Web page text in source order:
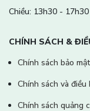
Chiều: 13h30 - 17h30
CHÍNH SÁCH &
Chính sách bảo mật
Chính sách và điều
Chính sách quảng